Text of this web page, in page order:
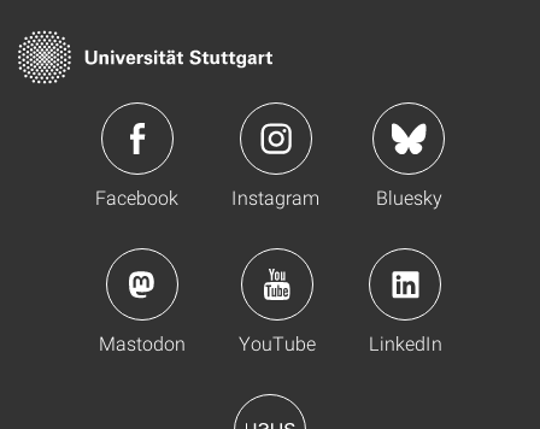
Facebook Instagram Bluesky
Mastodon YouTube LinkedIn